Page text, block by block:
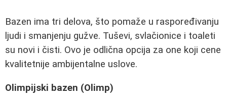
Bazen ima tri delova, što pomaže u raspoređivanju
ljudi i smanjenju gužve. Tuševi, svlačionice i toaleti
su novi i čisti. Ovo je odlična opcija za one koji cene
kvalitetnije ambijentalne uslove.
Olimpijski bazen (Olimp)